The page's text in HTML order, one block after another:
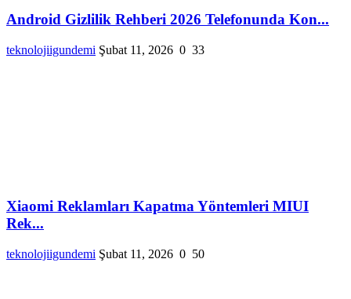
Android Gizlilik Rehberi 2026 Telefonunda Kon...
teknolojiigundemi Şubat 11, 2026 0 33
Xiaomi Reklamları Kapatma Yöntemleri MIUI
Rek...
teknolojiigundemi Şubat 11, 2026 0 50